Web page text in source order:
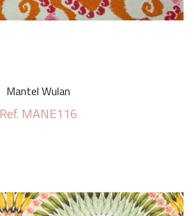
Mantel Wulan
Ref. MANE116